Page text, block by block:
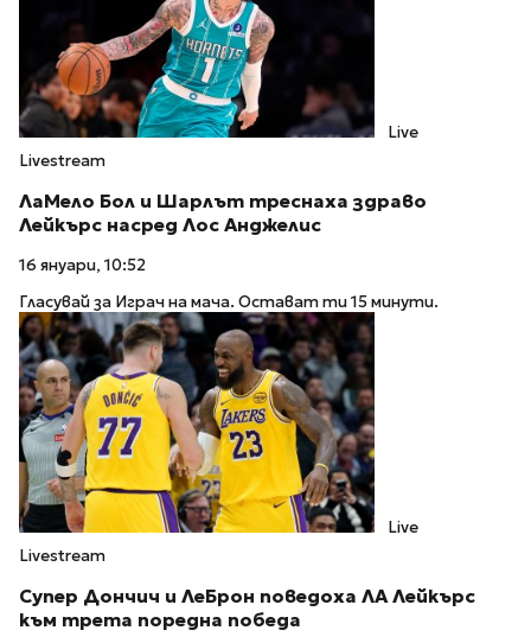
Live
Livestream
ЛаМело Бол и Шарлът треснаха здраво
Лейкърс насред Лос Анджелис
16 януари, 10:52
Гласувай за Играч на мача. Остават ти 15 минути.
Live
Livestream
Супер Дончич и ЛеБрон поведоха ЛА Лейкърс
към трета поредна победа